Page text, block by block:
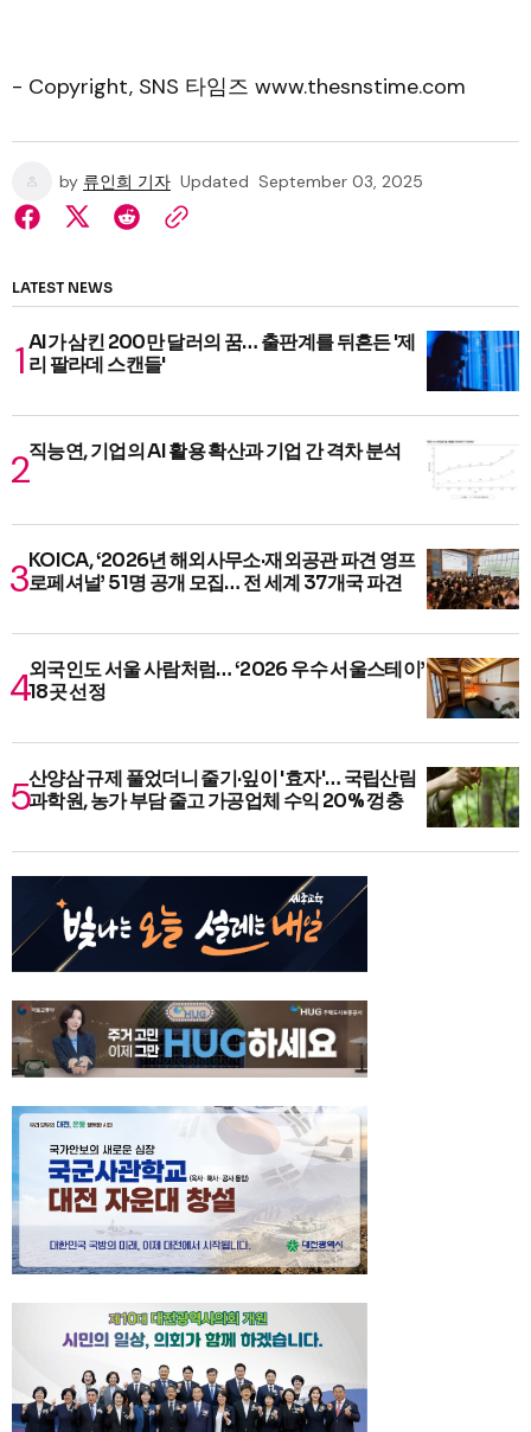
- Copyright, SNS 타임즈 www.thesnstime.com
by 류인희 기자 Updated September 03, 2025
LATEST NEWS
AI가 삼킨 200만 달러의 꿈… 출판계를 뒤흔든 '제
리 팔라데 스캔들'
직능연, 기업의 AI 활용 확산과 기업 간 격차 분석
KOICA, ‘2026년 해외사무소·재외공관 파견 영프
로페셔널’ 51명 공개 모집… 전 세계 37개국 파견
외국인도 서울 사람처럼… ‘2026 우수 서울스테이’
18곳 선정
산양삼 규제 풀었더니 줄기·잎이 '효자'… 국립산림
과학원, 농가 부담 줄고 가공업체 수익 20% 껑충